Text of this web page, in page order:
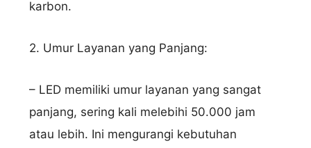
karbon.
2. Umur Layanan yang Panjang:
– LED memiliki umur layanan yang sangat
panjang, sering kali melebihi 50.000 jam
atau lebih. Ini mengurangi kebutuhan